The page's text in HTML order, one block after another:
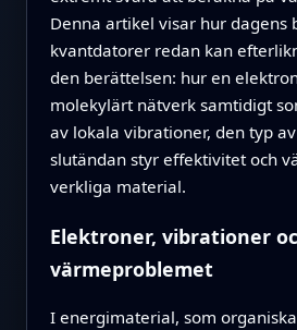
Denna artikel visar hur dagens
kvantdatorer redan kan
den berättelsen: hur en
molekylärt nätverk samtidigt
av lokala vibrationer, den typ
slutändan styr effektivitet och
verkliga material.
Elektroner, vibrationer
värmeproblemet
I energimaterial, som